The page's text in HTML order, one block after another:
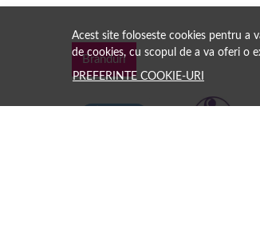
Acest site foloseste cookies pentru a
de cookies, cu scopul de a va oferi o
PREFERINTE COOKIE-URI
Branduri